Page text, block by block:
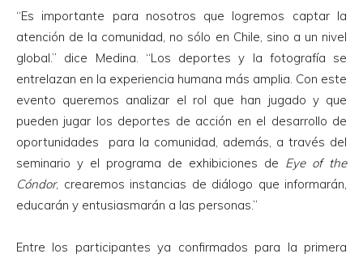
“Es importante para nosotros que logremos captar la
atención de la comunidad, no sólo en Chile, sino a un nivel
global.” dice Medina. “Los deportes y la fotografía se
entrelazan en la experiencia humana más amplia. Con este
evento queremos analizar el rol que han jugado y que
pueden jugar los deportes de acción en el desarrollo de
oportunidades para la comunidad, además, a través del
seminario y el programa de exhibiciones de Eye of the
Cóndor, crearemos instancias de diálogo que informarán,
educarán y entusiasmarán a las personas.”
Entre los participantes ya confirmados para la primera